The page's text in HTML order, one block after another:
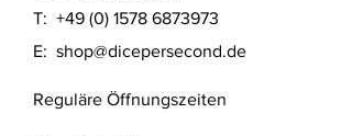
Detaillierte Sicherheitshinweise nach
Produktsicherheitsverordnung (GPSR)
den FAQ. Dort sind auch die offiziellen
T: +49 (0) 1578 6873973
E: shop@dicepersecond.de
Reguläre Öffnungszeiten